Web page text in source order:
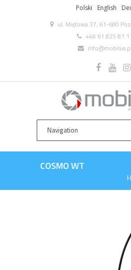
Polski English
ul. Miętowa 37, 61-680
+48 61 825 81
info@mobilus.pl
COSMO WT